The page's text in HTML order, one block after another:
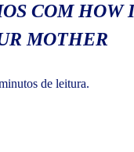
COM HOW
MOTHER
de leitura.